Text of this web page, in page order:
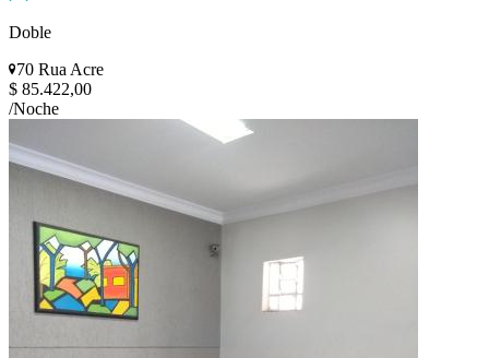
Doble
70 Rua Acre
$ 85.422,00
/Noche